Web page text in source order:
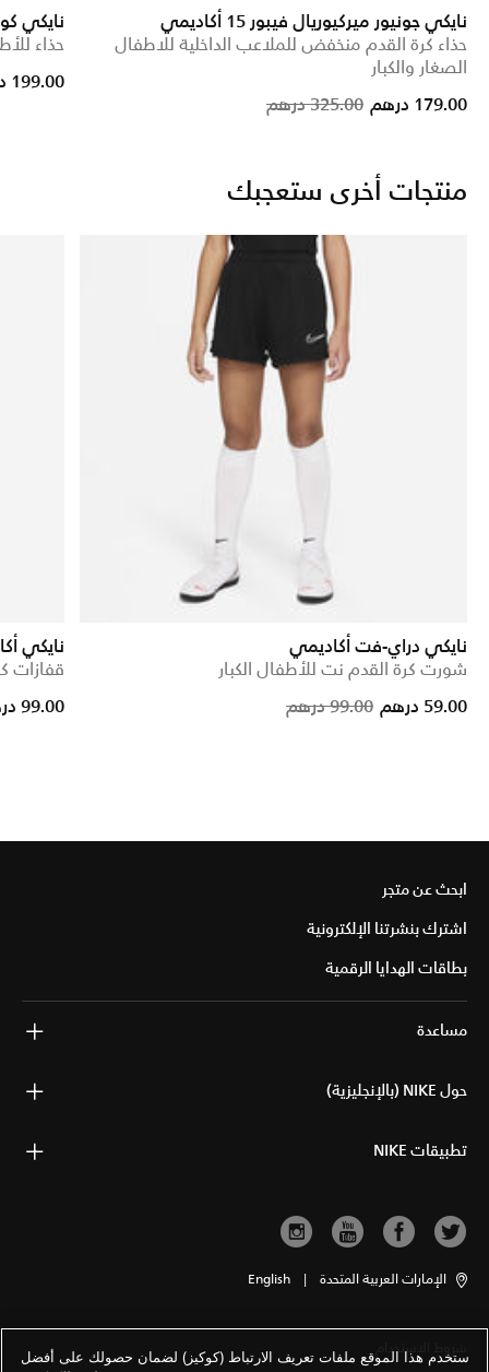
نايكي جونيور ميركيوريال فيبور 15 أكاديمي
حذاء كرة القدم منخفض للملاعب الداخلية للاطفال
الصغار والكبار
Price reduced from
325.00 درهم 179.00 درهم
نايكي
حذاء
reduced from
to
199.00 درهم
منتجات أخرى ستعجبك
نايكي دراي-فت أكاديمي
شورت كرة القدم نت للأطفال الكبار
Price reduced99.00 درهم to 59.00 درهم
نايكي
قفازات
from
99.00 درهم
ابحث عن متجر
اشترك بنشرتنا الإلكترونية
بطاقات الهدايا الرقمية
مساعدة
حول NIKE (بالإنجليزية)
تطبيقات NIKE
الإمارات العربية المتحدة |
English
شروط الاستخدام
ستخدم هذا الموقع ملفات تعريف الارتباط (كوكيز) لضمان حصولك على أفضل